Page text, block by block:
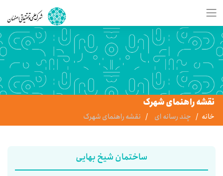
نقشه راهنمای شهرک
خانه چند رسانه ای نقشه راهنمای شهرک
ساختمان شیخ بهایی